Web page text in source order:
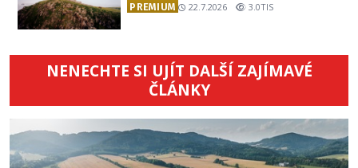
PREMIUM 22.7.2026 3.0TIS
NENECHTE SI UJÍT DALŠÍ ZAJÍMAVÉ
ČLÁNKY